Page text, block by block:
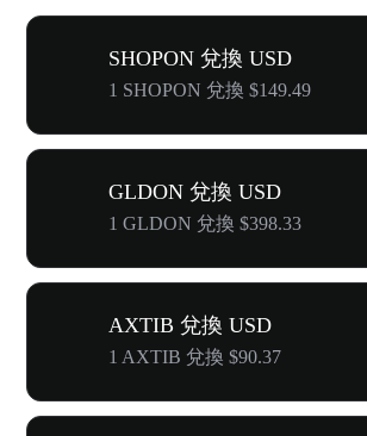
SHOPON 兌換 USD
1 SHOPON 兌換 $149.49
GLDON 兌換 USD
1 GLDON 兌換 $398.33
AXTIB 兌換 USD
1 AXTIB 兌換 $90.37